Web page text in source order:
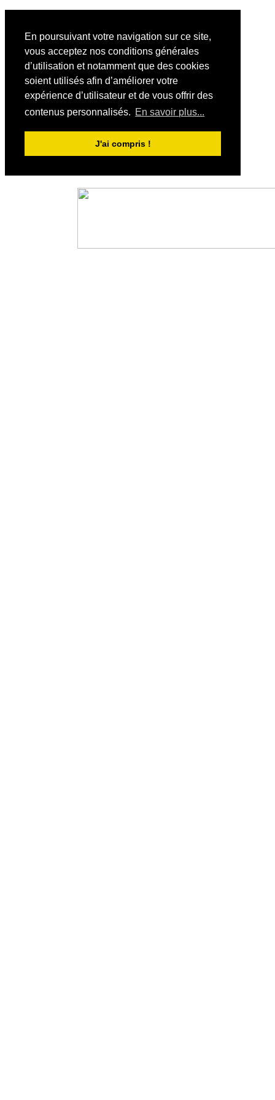
En poursuivant votre navigation sur ce site,
vous acceptez nos conditions générales
d’utilisation et notamment que des cookies
soient utilisés afin d’améliorer votre
expérience d’utilisateur et de vous offrir des
contenus personnalisés. En savoir plus...
J'ai compris !